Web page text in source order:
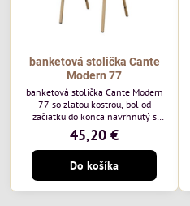
banketová stolička Cante
Modern 77
banketová stolička Cante Modern
77 so zlatou kostrou, bol od
začiatku do konca navrhnutý s
ohľadom na elegantné a
sofistikované priestory pre
pohostinstvá. Má zlatý rám a
čalúnenie Moss 07 od poľskej
značky Davis – béžová farba s
mäkkým povrchom je ideálna do
45,20 €
Do košíka